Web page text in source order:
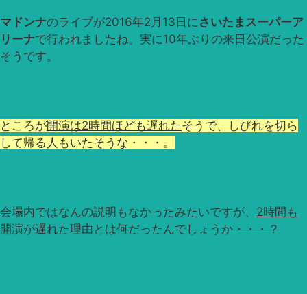
マドンナのライブが2016年2月13日にさいたまスーパーア
リーナで行われましたね。実に10年ぶりの来日公演だった
そうです。
ところが開演は2時間ほども遅れたそうで、しびれを切ら
して帰る人もいたそうな・・・。
会場内ではなんの説明もなかったみたいですが、 2時間も
開演が遅れた理由とは何だったんでしょうか・・・？